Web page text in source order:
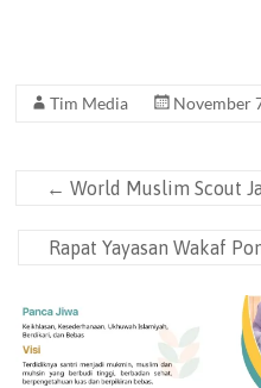
Tim Media November
← World Muslim Scout
Rapat Yayasan Wakaf